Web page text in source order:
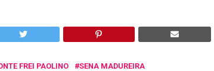
FREI PAOLINO SENA MADUREIRA